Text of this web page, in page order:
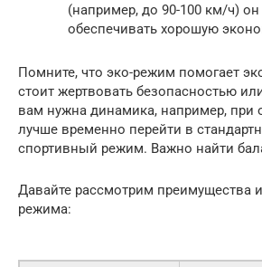
(например, до 90-100 км/ч)
обеспечивать хорошую
Помните, что эко-режим помогает
стоит жертвовать безопасностью
вам нужна динамика, например, при
лучше временно перейти в
спортивный режим. Важно найти
Давайте рассмотрим преимущества
режима: